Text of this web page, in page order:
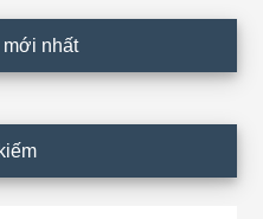
mới nhất